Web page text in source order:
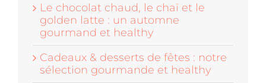
Le chocolat chaud, le chaï et le
golden latte : un automne
gourmand et healthy
Cadeaux & desserts de fêtes : notre
sélection gourmande et healthy